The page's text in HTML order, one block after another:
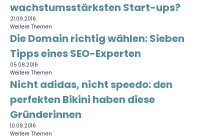
wachstumsstärksten Start-ups?
21.09.2016
Weitere Themen
Die Domain richtig wählen: Sieben
Tipps eines SEO-Experten
05.08.2016
Weitere Themen
Nicht adidas, nicht speedo: den
perfekten Bikini haben diese
Gründerinnen
10.08.2016
Weitere Themen